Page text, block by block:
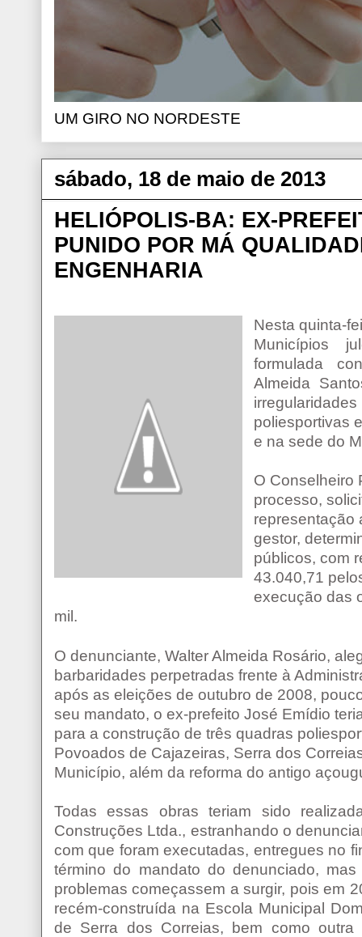
UM GIRO NO NORDESTE
sábado, 18 de maio de 2013
HELIÓPOLIS-BA: EX-
PUNIDO POR MÁ
ENGENHARIA
Nesta quinta-
Municípios
formulada
Almeida
poliesportivas
e na sede do
O Conselheiro
processo,
representação
gestor,
públicos, com
43.040,71
execução das
mil.
O denunciante, Walter Almeida Rosário,
barbaridades perpetradas frente à
após as eleições de outubro de 2008,
seu mandato, o ex-prefeito José Emídio
para a construção de três quadras
Povoados de Cajazeiras, Serra dos
Município, além da reforma do antigo
Todas essas obras teriam sido
Construções Ltda., estranhando o
com que foram executadas, entregues no
término do mandato do denunciado,
problemas começassem a surgir, pois em
recém-construída na Escola Municipal
de Serra dos Correias, bem como